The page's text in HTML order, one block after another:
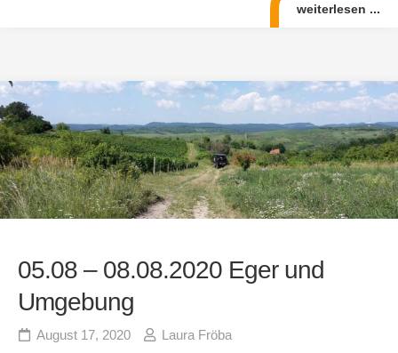
weiterlesen ...
05.08 – 08.08.2020 Eger und
Umgebung
August 17, 2020 Laura Fröba